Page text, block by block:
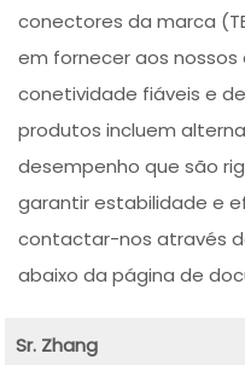
conectores da marca
em fornecer aos
conetividade fiáveis e
produtos incluem
desempenho que são
garantir estabilidade e
contactar-nos através
abaixo da página de
Sr. Zhang